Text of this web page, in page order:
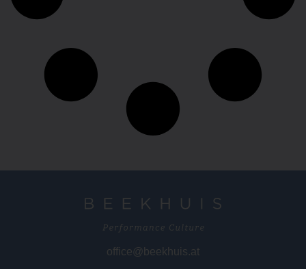
office@beekhuis.at